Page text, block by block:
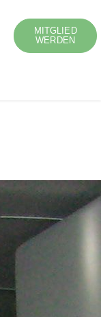
MITGLIED
WERDEN